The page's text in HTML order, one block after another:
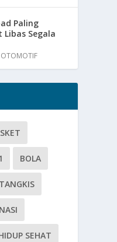
Paling
Libas Segala
OTOMOTIF
BOLA
SEHAT